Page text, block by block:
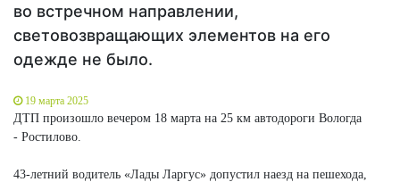
во встречном направлении,
световозвращающих элементов на его
одежде не было.
19 марта 2025
ДТП произошло вечером 18 марта на 25 км автодороги Вологда
- Ростилово.
43-летний водитель «Лады Ларгус» допустил наезд на пешехода,